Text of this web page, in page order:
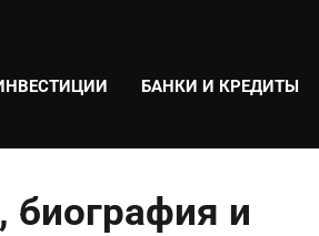
БАНКИ И КРЕДИТЫ
и